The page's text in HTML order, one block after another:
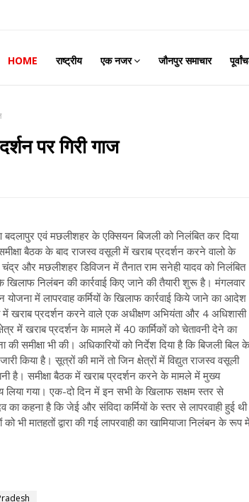
HOME राष्ट्रीय एक नजर जौनपुर समाचार
पर गिरी गाज
एवं मछलीशहर के एक्सियन बिजली को निलंबित कर दिया
बैठक के बाद राजस्व वसूली में खराब प्रदर्शन करने वालो के
और मछलीशहर डिविजन में तैनात राम सनेही यादव को निलंबित
खिलाफ निलंबन की कार्रवाई किए जाने की तैयारी शुरू है। मंगलवार
में लापरवाह कर्मियों के खिलाफ कार्रवाई किये जाने का आदेश
में खराब प्रदर्शन करने वाले एक अधीक्षण अभियंता और 4 अधिशासी
में खराब प्रदर्शन के मामले में 40 कार्मिकों को चेतावनी देने का
समीक्षा भी की। अधिकारियों को निर्देश दिया है कि बिजली बिल के
किया है। सूत्रों की मानें तो जिन क्षेत्रों में विद्युत राजस्व वसूली
है। समीक्षा बैठक में खराब प्रदर्शन करने के मामले में मुख्य
लिया गया। एक-दो दिन में इन सभी के खिलाफ सक्षम स्तर से
कहना है कि जेई और संविदा कर्मियों के स्तर से लापरवाही हुई थी
भी मातहतों द्वारा की गई लापरवाही का खामियाजा निलंबन के रूप